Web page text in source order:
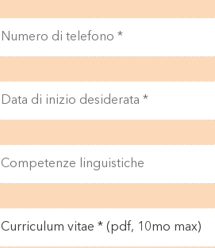
Curriculum vitae * (pdf, 10mo max)